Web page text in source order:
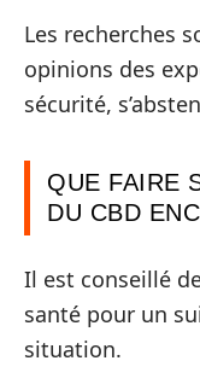
Les recherches
opinions des
sécurité,
QUE FAIRE
DU CBD
Il est conseillé
santé pour un
situation.